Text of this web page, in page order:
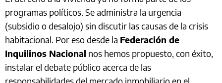
programas políticos. Se administra la urgencia
(subsidio o desalojo) sin discutir las causas de la crisis
habitacional. Por eso desde la Federación de
Inquilinos Nacional nos hemos propuesto, con éxito,
instalar el debate público acerca de las
responsabilidades del mercado inmobiliario en el